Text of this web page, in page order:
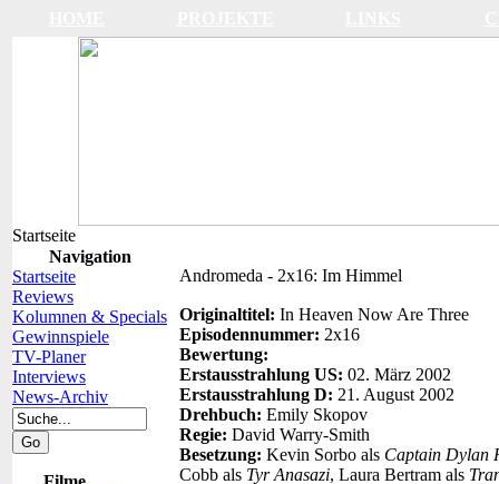
Startseite
Navigation
Startseite
Reviews
Kolumnen & Specials
Gewinnspiele
TV-Planer
Interviews
News-Archiv
Andromeda - 2x16: Im Himmel
Originaltitel: In Heaven Now Are Three
Episodennummer: 2x16
Bewertung:
Erstausstrahlung US: 02. März 2002
Erstausstrahlung D: 21. August 2002
Drehbuch: Emily Skopov
Regie: David Warry-Smith
Besetzung: Kevin Sorbo als Captain Dylan
Cobb als Tyr Anasazi, Laura Bertram als